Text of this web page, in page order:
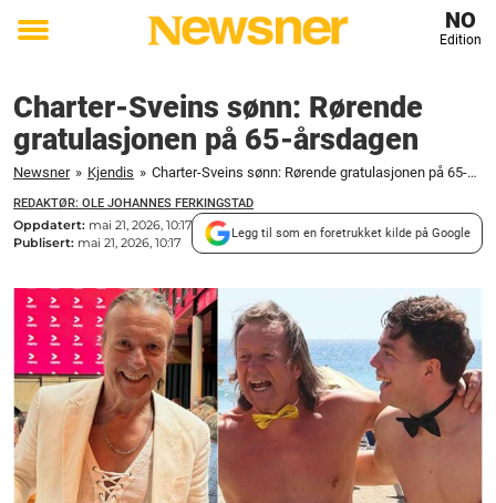
Toggle
NO
Edition
Charter-Sveins sønn: Rørende
gratulasjonen på 65-årsdagen
Newsner » Kjendis » Charter-Sveins sønn: Rørende gratulasjonen på 65-årsdagen
REDAKTØR: OLE JOHANNES FERKINGSTAD
Oppdatert: mai 21, 2026, 10:17
Publisert: mai 21, 2026, 10:17
Legg til som en foretrukket kilde på Google